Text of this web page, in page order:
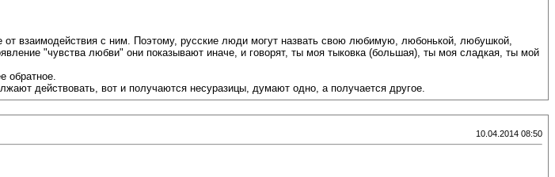
взаимодействия с ним. Поэтому, русские люди могут назвать свою любимую, любонькой, любушкой,
"чувства любви" они показывают иначе, и говорят, ты моя тыковка (большая), ты моя сладкая, ты мой
обратное.
действовать, вот и получаются несуразицы, думают одно, а получается другое.
10.04.2014 08:50